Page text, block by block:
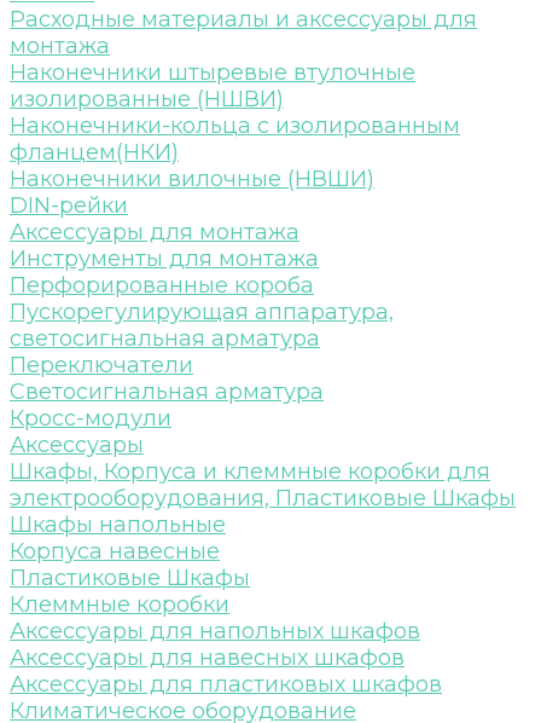
Расходные материалы и аксессуары для
монтажа
Наконечники штыревые втулочные
изолированные (НШВИ)
Наконечники-кольца с изолированным
фланцем(НКИ)
Наконечники вилочные (НВШИ)
DIN-рейки
Аксессуары для монтажа
Инструменты для монтажа
Перфорированные короба
Пускорегулирующая аппаратура,
светосигнальная арматура
Переключатели
Светосигнальная арматура
Кросс-модули
Аксессуары
Шкафы, Корпуса и клеммные коробки для
электрооборудования, Пластиковые Шкафы
Шкафы напольные
Корпуса навесные
Пластиковые Шкафы
Клеммные коробки
Аксессуары для напольных шкафов
Аксессуары для навесных шкафов
Аксессуары для пластиковых шкафов
Климатическое оборудование